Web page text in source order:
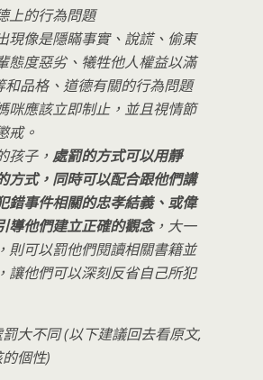
上的行為問題
現像是隱瞞事實、說謊、偷東
態度惡劣、犧牲他人權益以滿
品格、道德有關的行為問題
咪應該立即制止，並且視情節
戒。
孩子， 處罰的方式可以用靜
方式，同時可以配合跟他們講
錯事件相關的忠孝結義、或偉
導他們建立正確的觀念，大一
則可以罰他們閱讀相關書籍並
讓他們可以深刻反省自己所犯
大不同 (以下建議回去看原文,
個性)